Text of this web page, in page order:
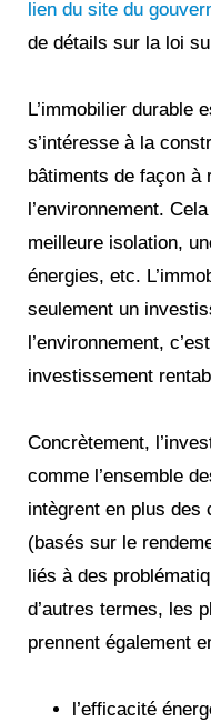
lien du site du
de détails sur la loi
L’immobilier durable
s’intéresse à la
bâtiments de façon à
l’environnement.
meilleure isolation,
énergies, etc.
seulement un
l’environnement,
investissement
Concrètement,
comme l’ensemble
intègrent en plus
(basés sur le
liés à des
d’autres termes, les
prennent également
l’efficacité